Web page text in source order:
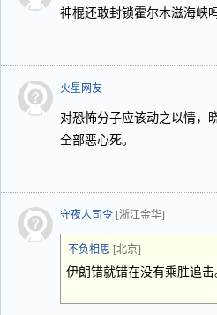
神棍还敢封锁霍尔木滋海峡吗
火星网友
对恐怖分子应该动之以情，
全部恶心死。
守夜人司令 [浙江金华]
不负相思 [北京]
伊朗错就错在没有乘胜追击